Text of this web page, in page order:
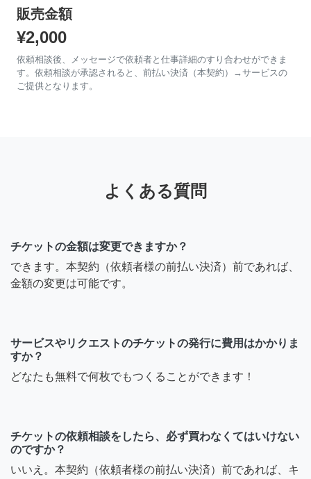
販売金額
¥2,000
依頼相談後、メッセージで依頼者と仕事詳細のすり合わせができま
す。依頼相談が承認されると、前払い決済（本契約）→サービスの
ご提供となります。
よくある質問
チケットの金額は変更できますか？
できます。本契約（依頼者様の前払い決済）前であれば、
金額の変更は可能です。
サービスやリクエストのチケットの発行に費用はかかりま
すか？
どなたも無料で何枚でもつくることができます！
チケットの依頼相談をしたら、必ず買わなくてはいけない
のですか？
いいえ。本契約（依頼者様の前払い決済）前であれば、キ